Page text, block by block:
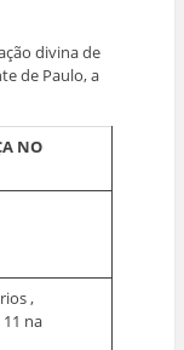
divina de
de Paulo, a
NO
,
na